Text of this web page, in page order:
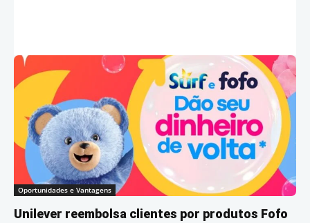
Oportunidades e Vantagens
Unilever reembolsa clientes por produtos Fofo